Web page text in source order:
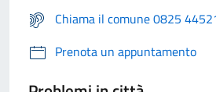
Chiama il comune 0825
Prenota un appuntamento